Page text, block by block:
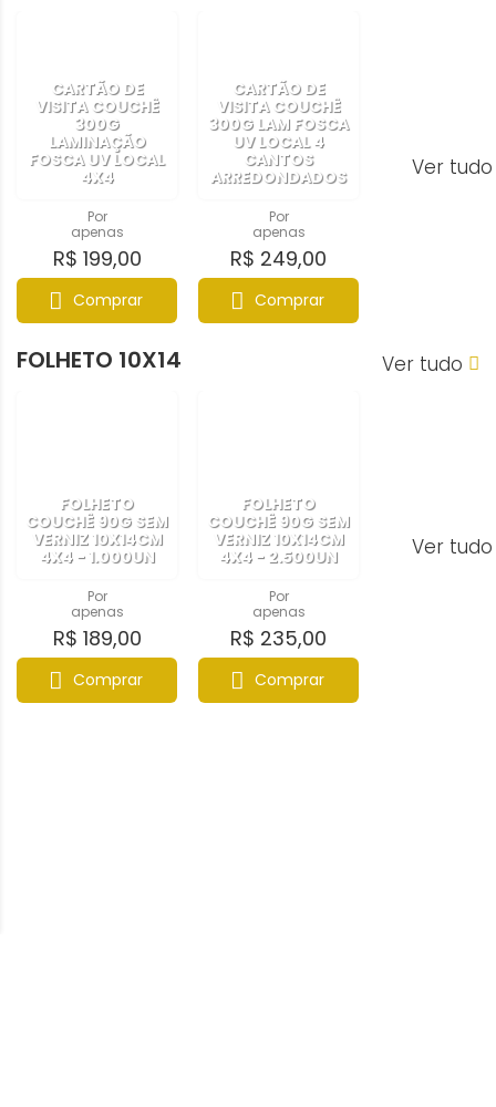
CARTÃO DE
VISITA COUCHÊ
300G
LAMINAÇÃO
FOSCA UV LOCAL
4X4
Por
apenas
R$ 199,00
Comprar
CARTÃO DE
VISITA COUCHÊ
300G LAM FOSCA
UV LOCAL 4
CANTOS
ARREDONDADOS
Por
apenas
R$ 249,00
Comprar
Ver
FOLHETO 10X14 Ver tudo
FOLHETO
COUCHÊ 90G SEM
VERNIZ 10X14CM
4X4 - 1.000UN
Por
apenas
R$ 189,00
Comprar
FOLHETO
COUCHÊ 90G SEM
VERNIZ 10X14CM
4X4 - 2.500UN
Por
apenas
R$ 235,00
Comprar
Ver